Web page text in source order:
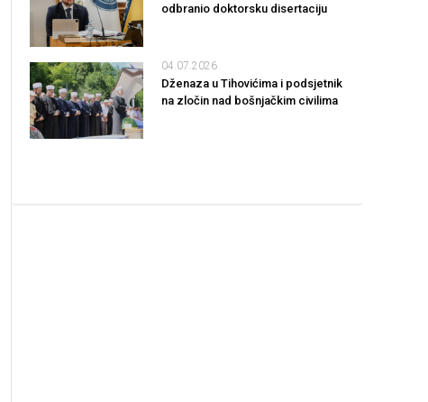
odbranio doktorsku disertaciju
04.07.2026
Dženaza u Tihovićima i podsjetnik
na zločin nad bošnjačkim civilima